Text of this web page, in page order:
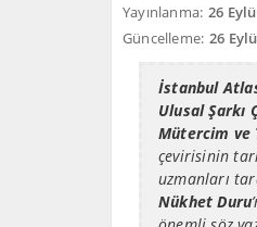
Yayınlanma: 26
Güncelleme: 26
İstanbul
Ulusal Şarkı
Mütercim ve
çevirisinin
uzmanları
Nükhet Duru